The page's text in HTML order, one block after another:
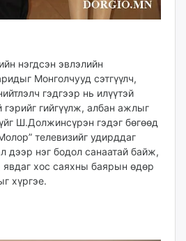
нэгдсэн эвлэлийн
Монголчууд сэтгүүлч,
гэдгээр нь илүүтэй
гэрийг гийгүүлж, албан ажлыг
Ш.Должинсүрэн гэдэг бөгөөд
телевизийг удирддаг
дээр нэг бодол санаатай байж,
явдаг хос саяхны баярын өдөр
хүргэе.